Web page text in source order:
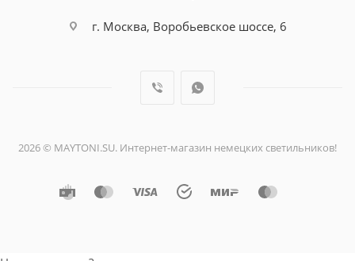
г. Москва, Воробьевское шоссе, 6
2026 © MAYTONI.SU. Интернет-магазин немецких светильников!